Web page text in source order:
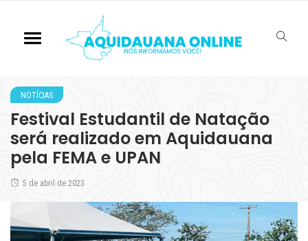
NOTÍCIAS
Festival Estudantil de Natação
será realizado em Aquidauana
pela FEMA e UPAN
5 de abril de 2023